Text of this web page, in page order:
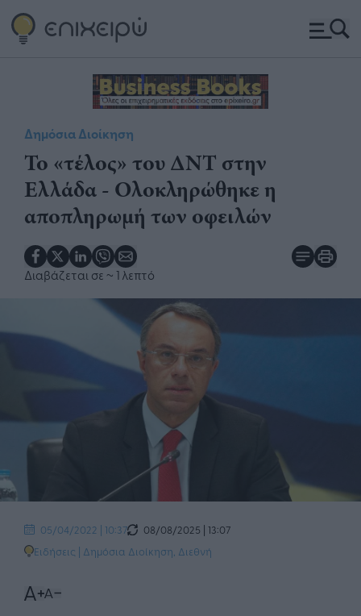
Δημόσια Διοίκηση
Το «τέλος» του ΔΝΤ στην
Ελλάδα - Ολοκληρώθηκε η
αποπληρωμή των οφειλών
Διαβάζεται σε ~ 1 λεπτό
05/04/2022 | 10:37
08/08/2025 | 13:07
Ειδήσεις | Δημόσια Διοίκηση Διεθνή